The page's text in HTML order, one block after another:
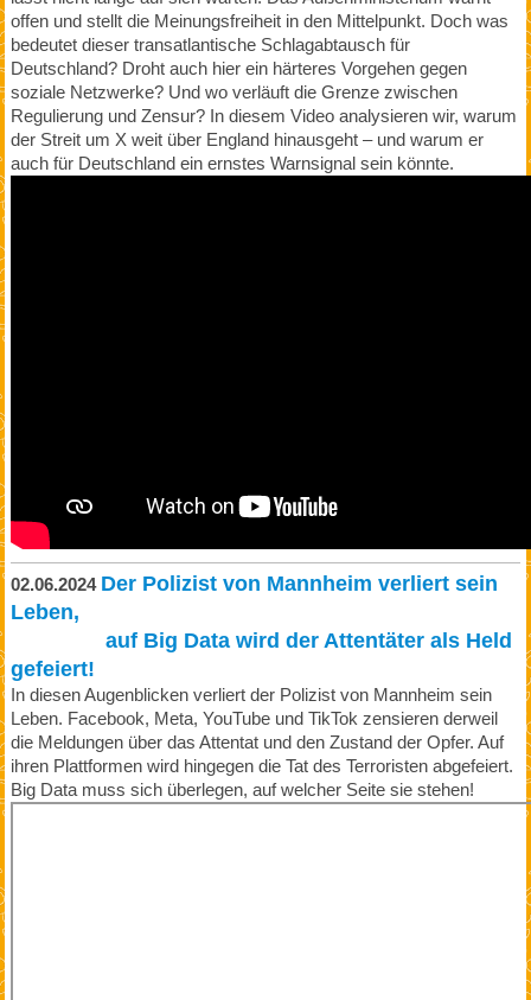
offen und stellt die Meinungsfreiheit in den Mittelpunkt. Doch was
bedeutet dieser transatlantische Schlagabtausch für
Deutschland? Droht auch hier ein härteres Vorgehen gegen
soziale Netzwerke? Und wo verläuft die Grenze zwischen
Regulierung und Zensur? In diesem Video analysieren wir, warum
der Streit um X weit über England hinausgeht – und warum er
auch für Deutschland ein ernstes Warnsignal sein könnte.
02.06.2024 Der Polizist von Mannheim verliert sein
Leben,
auf Big Data wird der Attentäter als Held
gefeiert!
In diesen Augenblicken verliert der Polizist von Mannheim sein
Leben. Facebook, Meta, YouTube und TikTok zensieren derweil
die Meldungen über das Attentat und den Zustand der Opfer. Auf
ihren Plattformen wird hingegen die Tat des Terroristen abgefeiert.
Big Data muss sich überlegen, auf welcher Seite sie stehen!